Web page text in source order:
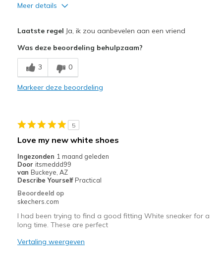
Meer details
Comfortable
Beste toepassingen
Casual Wear
View On Shoes
I'm Into Shoes
Laatste regel Ja, ik zou aanbevelen aan een vriend
Was deze beoordeling behulpzaam?
3 0
Markeer deze beoordeling
5
Love my new white shoes
Ingezonden 1 maand geleden
Door itsmeddd99
van Buckeye, AZ
Describe Yourself Practical
Beoordeeld op
skechers.com
I had been trying to find a good fitting White sneaker for a
long time. These are perfect
Vertaling weergeven